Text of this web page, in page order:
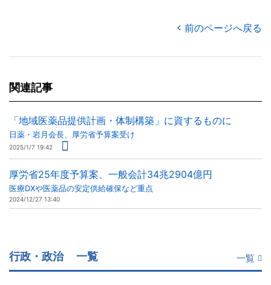
前のページへ戻る
関連記事
「地域医薬品提供計画・体制構築」に資するものに
日薬・岩月会長、厚労省予算案受け
2025/1/7 19:42
厚労省25年度予算案、一般会計34兆2904億円
医療DXや医薬品の安定供給確保など重点
2024/12/27 13:40
行政・政治 一覧 一覧